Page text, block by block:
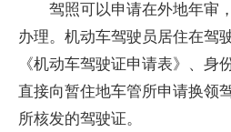
驾照可以申请在外地年审
办理。机动车驾驶员居住在驾
《机动车驾驶证申请表》、身
直接向暂住地车管所申请换领
所核发的驾驶证。